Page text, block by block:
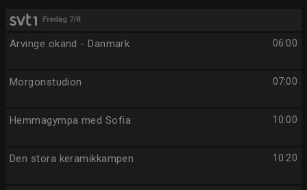
Fredag 7/8
06:00
Arvinge okänd - Danmark
07:00
Morgonstudion
10:00
Hemmagympa med Sofia
10:20
Den stora keramikkampen